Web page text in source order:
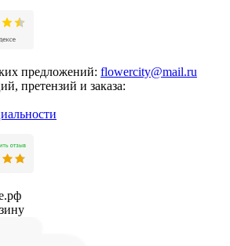
предложений: flowercity@mail.ru
претензий и заказа: